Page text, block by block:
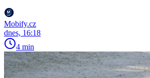
Mobify.cz
dnes, 16:18
4 min